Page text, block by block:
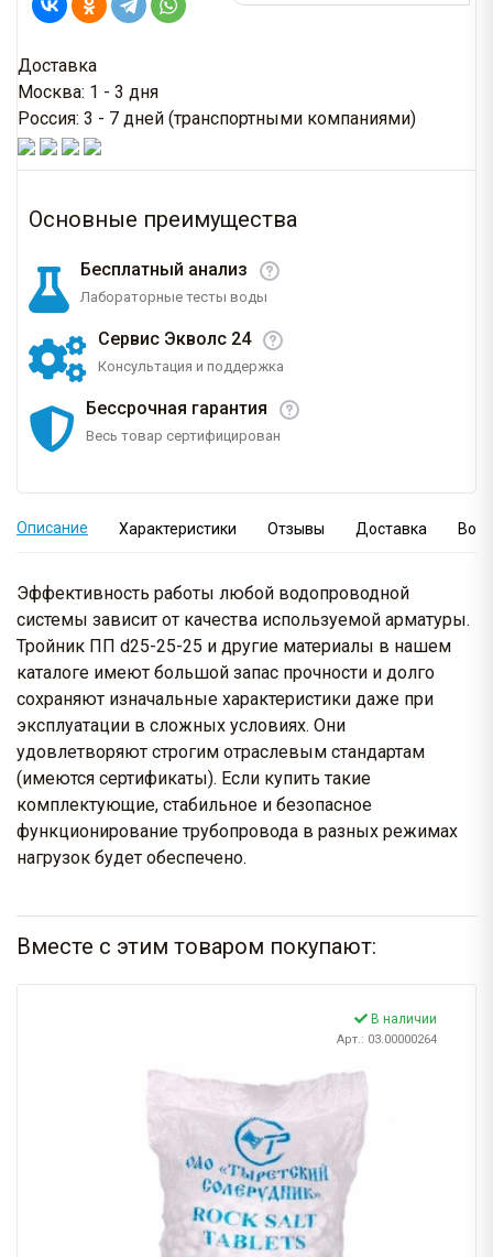
Доставка
Москва: 1 - 3 дня
Россия: 3 - 7 дней (транспортными компаниями)
Основные преимущества
Бесплатный анализ
Лабораторные тесты воды
Сервис Экволс 24
Консультация и поддержка
Бессрочная гарантия
Весь товар сертифицирован
Описание Характеристики Отзывы Доставка
Эффективность работы любой водопроводной
системы зависит от качества используемой арматуры.
Тройник ПП d25-25-25 и другие материалы в нашем
каталоге имеют большой запас прочности и долго
сохраняют изначальные характеристики даже при
эксплуатации в сложных условиях. Они
удовлетворяют строгим отраслевым стандартам
(имеются сертификаты). Если купить такие
комплектующие, стабильное и безопасное
функционирование трубопровода в разных режимах
нагрузок будет обеспечено.
Вместе с этим товаром покупают:
В наличии
Арт.: 03.00000264